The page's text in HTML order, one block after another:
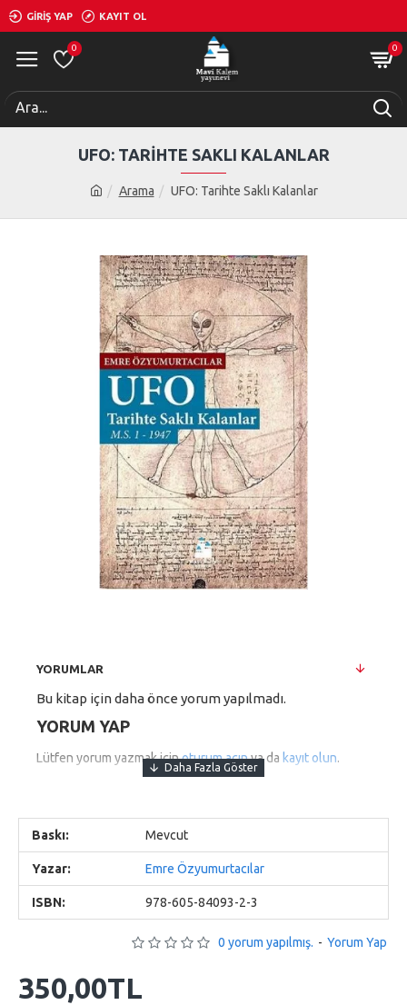
GIRIŞ YAP KAYIT OL
0 0
Arama UFO: Tarihte Saklı Kalanlar
UFO: TARIHTE SAKLI KALANLAR
YORUMLAR
Bu kitap için daha önce yorum yapılmadı.
YORUM YAP
Lütfen yorum yazmak içinoturum açınya da kayıt olun.
Baskı: Mevcut
Yazar: Emre Özyumurtacılar
ISBN: 978-605-84093-2-3
0 yorum yapılmış. - Yorum Yap
350,00TL